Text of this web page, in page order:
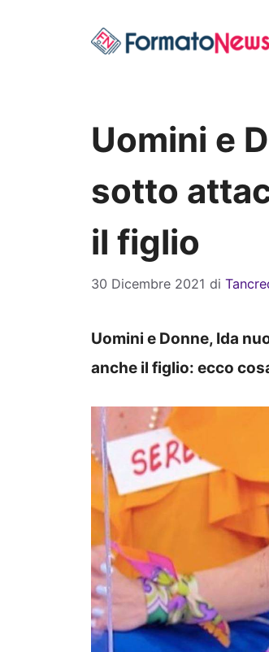
Uomini e
sotto
il figlio
30 Dicembre 2021 di
Uomini e Donne, Ida
anche il figlio: ecco